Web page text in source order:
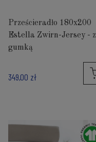
Prześcieradło 180x200
Estella Zwirn-Jersey - z
gumką
349,00 zł